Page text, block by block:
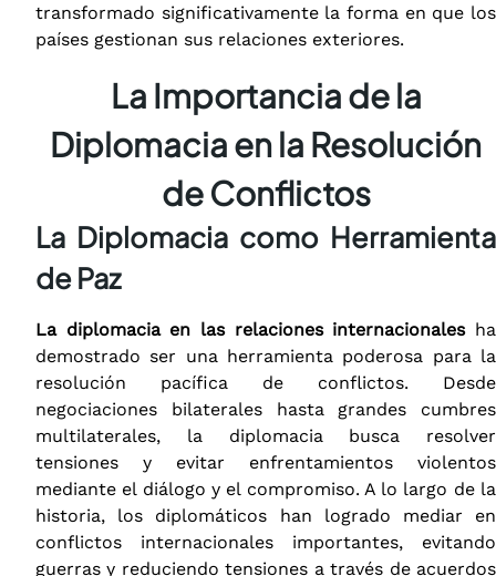
transformado significativamente la forma en que los
países gestionan sus relaciones exteriores.
La Importancia de la
Diplomacia en la Resolución
de Conflictos
La Diplomacia como Herramienta
de Paz
La diplomacia en las relaciones internacionalesha
demostrado ser una herramienta poderosa para la
resolución pacífica de conflictos. Desde
negociaciones bilaterales hasta grandes cumbres
multilaterales, la diplomacia busca resolver
tensiones y evitar enfrentamientos violentos
mediante el diálogo y el compromiso. A lo largo de la
historia, los diplomáticos han logrado mediar en
conflictos internacionales importantes, evitando
guerras y reduciendo tensiones a través de acuerdos